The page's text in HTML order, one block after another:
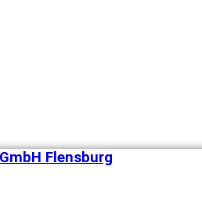
Flensburg